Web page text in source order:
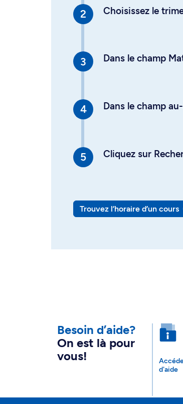
Choisissez le
Dans le champ
Dans le champ
Cliquez sur
Trouvez l’horaire d’un cours
Besoin d’aide?
On est là pour
vous!
d'aide